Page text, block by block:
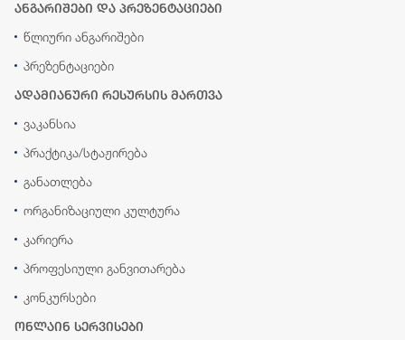
ანგარიშები და პრეზენტაციები
წლიური ანგარიშები
პრეზენტაციები
ადამიანური რესურსის მართვა
ვაკანსია
პრაქტიკა/სტაჟირება
განათლება
ორგანიზაციული კულტურა
კარიერა
პროფესიული განვითარება
კონკურსები
ონლაინ სერვისები